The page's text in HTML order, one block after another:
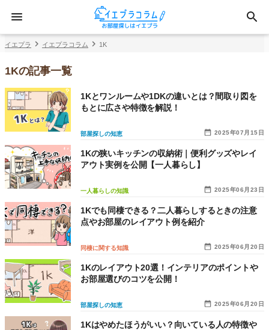
イエプラ イエプラコラム 1K
1Kの記事一覧
2025年07月15日
部屋探しの知恵
1Kとワンルームや1DKの違いとは？間取り図を
もとに広さや特徴を解説！
2025年06月23日
一人暮らしの知識
1Kの狭いキッチンの収納術｜便利グッズやレイ
アウト実例を公開【一人暮らし】
2025年06月20日
同棲に関する知識
1Kでも同棲できる？二人暮らしするときの注意
点やお部屋のレイアウト例を紹介
2025年06月20日
部屋探しの知恵
1Kのレイアウト20選！インテリアのポイントや
お部屋選びのコツを公開！
1Kはやめたほうがいい？向いている人の特徴や